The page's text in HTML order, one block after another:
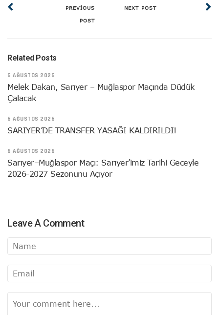
PREVIOUS
POST
NEXT POST
Related Posts
6 AĞUSTOS 2026
Melek Dakan, Sarıyer – Muğlaspor Maçında Düdük
Çalacak
6 AĞUSTOS 2026
SARIYER’DE TRANSFER YASAĞI KALDIRILDI!
6 AĞUSTOS 2026
Sarıyer–Muğlaspor Maçı: Sarıyer’imiz Tarihi Geceyle
2026-2027 Sezonunu Açıyor
Leave A Comment